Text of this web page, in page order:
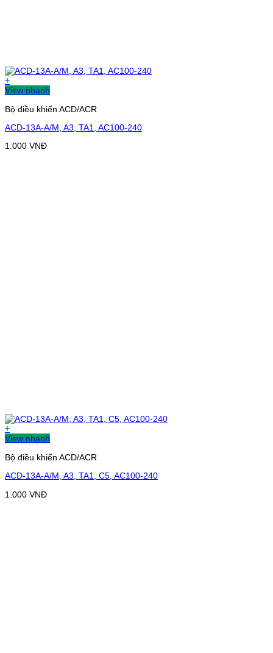
+
View nhanh
Bộ điều khiển ACD/ACR
ACD-13A-A/M, A3, TA1, AC100-240
1.000 VNĐ
+
View nhanh
Bộ điều khiển ACD/ACR
ACD-13A-A/M, A3, TA1, C5, AC100-240
1.000 VNĐ